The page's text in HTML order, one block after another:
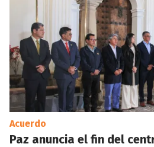
Acuerdo
Paz anuncia el fin del